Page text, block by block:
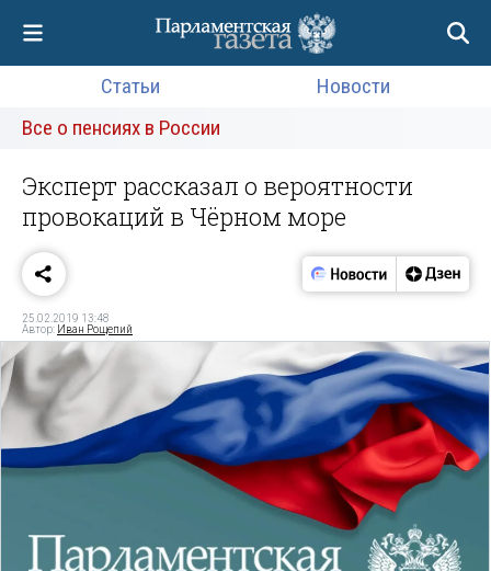
Статьи
Новости
Все о пенсиях в России
Эксперт рассказал о вероятности
провокаций в Чёрном море
25.02.2019 13:48
Автор: Иван Рощепий